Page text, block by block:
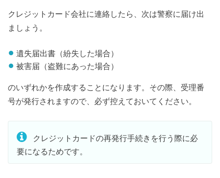
クレジットカード会社に連絡したら、次は警察に届け出
ましょう。
遺失届出書（紛失した場合）
被害届（盗難にあった場合）
のいずれかを作成することになります。その際、受理番
号が発行されますので、必ず控えておいてください。
クレジットカードの再発行手続きを行う際に必
要になるためです。